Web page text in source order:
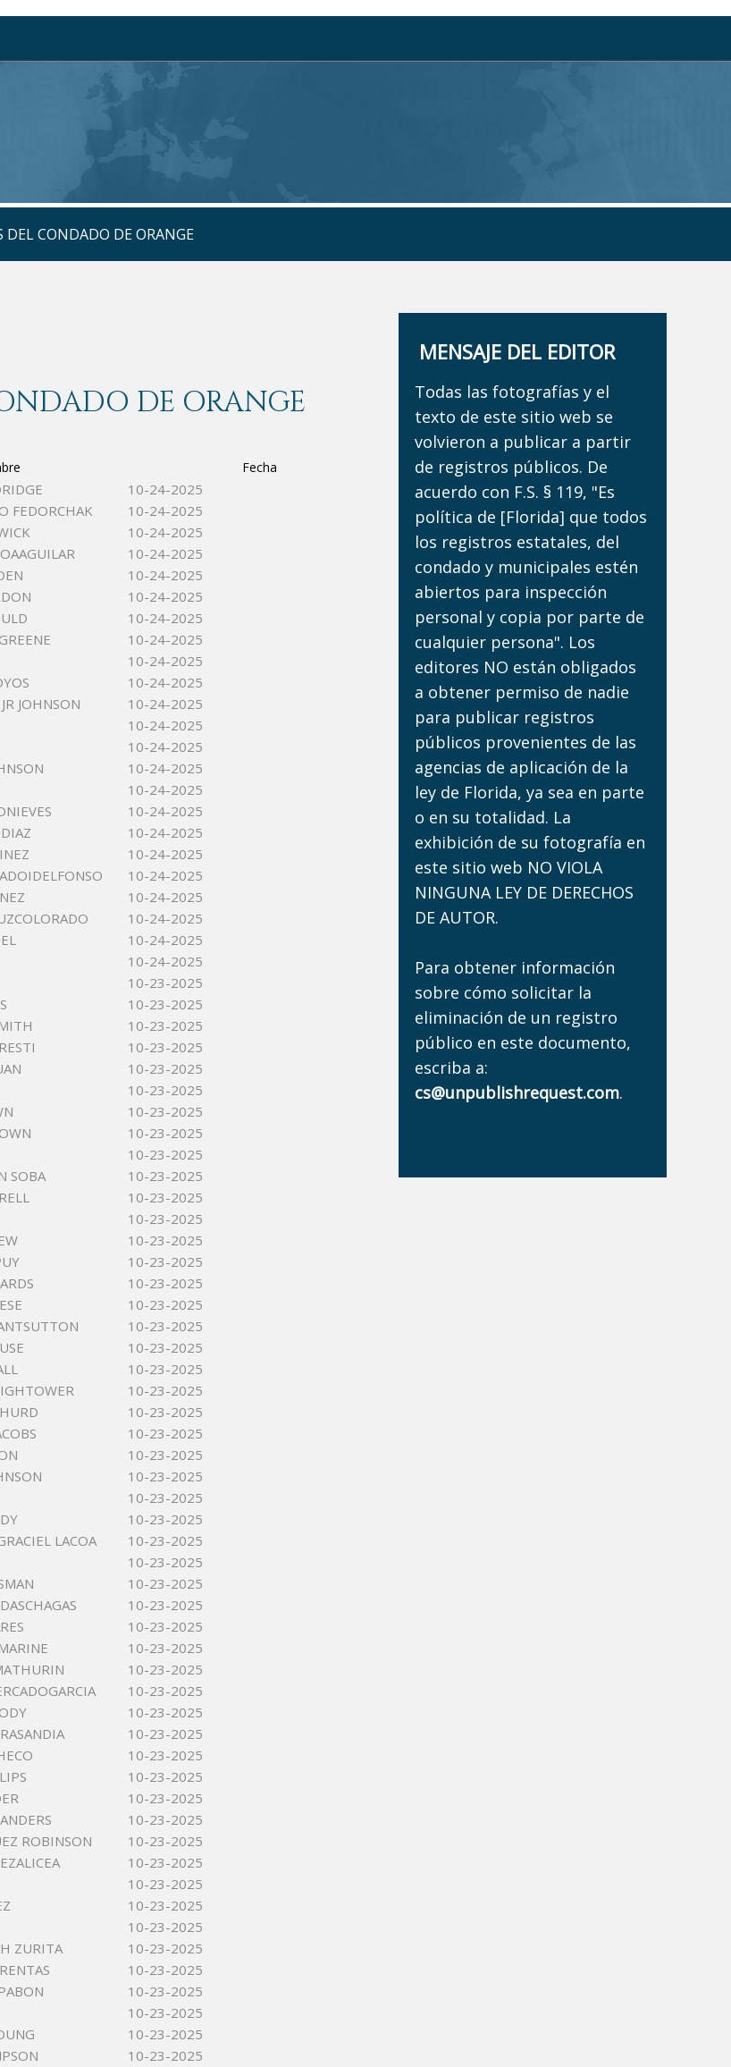
DEL CONDADO DE ORANGE
DE ORANGE
Fecha
10-24-2025
FEDORCHAK
10-24-2025
10-24-2025
10-24-2025
10-24-2025
10-24-2025
10-24-2025
10-24-2025
10-24-2025
10-24-2025
JOHNSON
10-24-2025
10-24-2025
10-24-2025
10-24-2025
10-24-2025
10-24-2025
10-24-2025
10-24-2025
10-24-2025
10-24-2025
10-24-2025
10-24-2025
10-24-2025
10-23-2025
10-23-2025
10-23-2025
10-23-2025
10-23-2025
10-23-2025
10-23-2025
10-23-2025
10-23-2025
SOBA
10-23-2025
10-23-2025
10-23-2025
10-23-2025
10-23-2025
10-23-2025
10-23-2025
10-23-2025
10-23-2025
10-23-2025
10-23-2025
10-23-2025
10-23-2025
10-23-2025
10-23-2025
10-23-2025
10-23-2025
LACOA
10-23-2025
10-23-2025
10-23-2025
10-23-2025
10-23-2025
10-23-2025
10-23-2025
10-23-2025
10-23-2025
10-23-2025
10-23-2025
10-23-2025
10-23-2025
10-23-2025
ROBINSON
10-23-2025
10-23-2025
10-23-2025
10-23-2025
10-23-2025
ZURITA
10-23-2025
10-23-2025
10-23-2025
10-23-2025
10-23-2025
10-23-2025
MENSAJE DEL EDITOR
Todas las fotografías y el
texto de este sitio web se
volvieron a publicar a partir
de registros públicos. De
acuerdo con F.S. § 119, "Es
política de [Florida] que todos
los registros estatales, del
condado y municipales estén
abiertos para inspección
personal y copia por parte de
cualquier persona". Los
editores NO están obligados
a obtener permiso de nadie
para publicar registros
públicos provenientes de las
agencias de aplicación de la
ley de Florida, ya sea en parte
o en su totalidad. La
exhibición de su fotografía en
este sitio web NO VIOLA
NINGUNA LEY DE DERECHOS
DE AUTOR.
Para obtener información
sobre cómo solicitar la
eliminación de un registro
público en este documento,
escriba a:
cs@unpublishrequest.com.